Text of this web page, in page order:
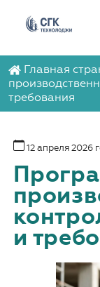
Главная
требования
12 апреля 2026
и